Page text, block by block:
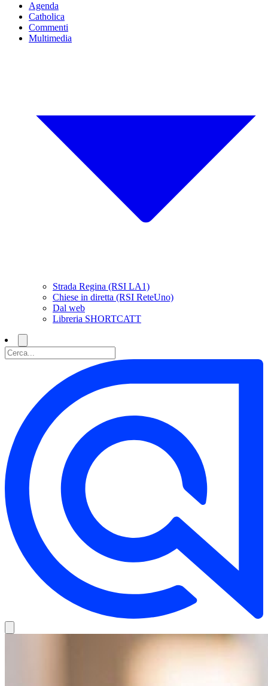
Agenda
Catholica
Commenti
Multimedia
Strada Regina (RSI LA1)
Chiese in diretta (RSI ReteUno)
Dal web
Libreria SHORTCATT